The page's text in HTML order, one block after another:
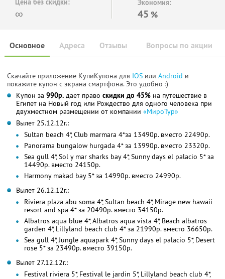
Цена без скидки:
∞
Экономия:
45 %
Основное Отзывы Вопросы по акции
Адреса
Скачайте приложение КупиКупона для IOS или Android и
покажите купон с экрана смартфона. Это удобно :)
Купон за 990р. дает право скидки до 45% на путешествие в
Египет на Новый год или Рождество для одного человека при
двухместном размещении от компании «МироТур»
Вылет 25.12.12г.:
Sultan beach 4*, Club marmara 4*за 13490р. вместо 22490р.
Panorama bungalow hurgada 4* за 13990р. вместо 23320р.
Sea gull 4*, Sol y mar sharks bay 4*, Sunny days el palacio 5* за
14490р. вместо 24150р.
Harmony makad bay 5* за 14990р. вместо 24990р.
Вылет 26.12.12г.:
Riviera plaza abu soma 4*, Sultan beach 4*, Mirage new hawaii
resort and spa 4* за 20490р. вместо 34150р.
Albatros aqua blue 4*, Albatros aqua vista 4*, Beach albatros
garden 4*, Lillyland beach club 4* за 21990р. вместо 36650р.
Sea gull 4*, Jungle aquapark 4*, Sunny days el palacio 5*, Desert
rose 5* за 23490р. вместо 39150р.
Вылет 27.12.12г.:
Festival riviera 5*, Festival le jardin 5*, Lillyland beach club 4*,